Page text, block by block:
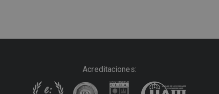
Acreditaciones: